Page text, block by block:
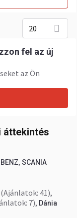
20
fel az új
az Ön
áttekintés
, SCANIA
(Ajánlatok: 41),
7), Dánia